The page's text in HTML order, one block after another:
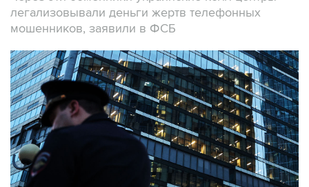
легализовывали деньги жертв телефонных
мошенников, заявили в ФСБ